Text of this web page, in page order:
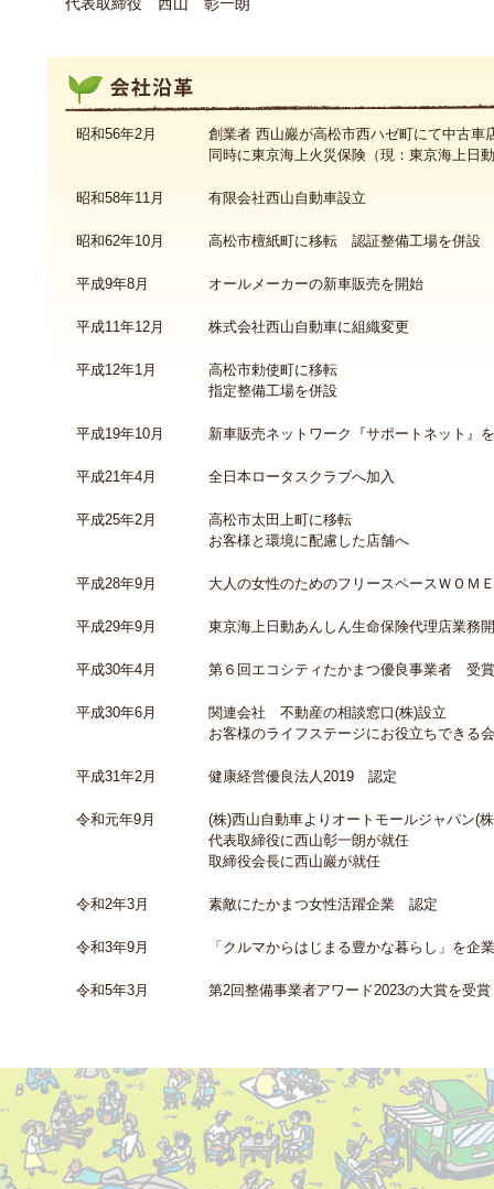
会社沿革
昭和56年2月
創業者 西山巖が高松市西ハゼ町にて中古車
同時に東京海上火災保険（現：東京海上日
昭和58年11月 有限会社西山自動車設立
昭和62年10月 高松市檀紙町に移転 認証整備工場を併設
平成9年8月 オールメーカーの新車販売を開始
平成11年12月 株式会社西山自動車に組織変更
平成12年1月
高松市勅使町に移転
指定整備工場を併設
平成19年10月 新車販売ネットワーク『サポートネット』
平成21年4月 全日本ロータスクラブへ加入
平成25年2月
高松市太田上町に移転
お客様と環境に配慮した店舗へ
平成28年9月 大人の女性のためのフリースペースＷＯＭ
平成29年9月 東京海上日動あんしん生命保険代理店業務
平成30年4月 第６回エコシティたかまつ優良事業者 受賞
平成30年6月
関連会社 不動産の相談窓口(株)設立
お客様のライフステージにお役立ちできる
平成31年2月 健康経営優良法人2019 認定
令和元年9月
(株)西山自動車よりオートモールジャパン(
代表取締役に西山彰一朗が就任
取締役会長に西山巖が就任
令和2年3月 素敵にたかまつ女性活躍企業 認定
令和3年9月 「クルマからはじまる豊かな暮らし」を企
令和5年3月 第2回整備事業者アワード2023の大賞を受賞